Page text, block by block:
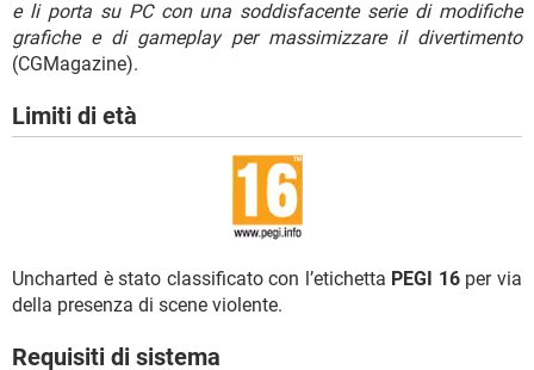
e li porta su PC con una soddisfacente serie di modifiche
grafiche e di gameplay per massimizzare il divertimento
(CGMagazine).
Limiti di età
Uncharted è stato classificato con l’etichetta PEGI 16per via
della presenza di scene violente.
Requisiti di sistema